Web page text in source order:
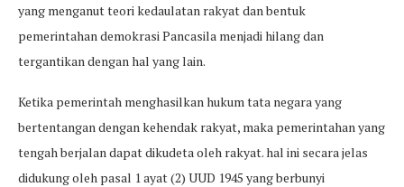
yang menganut teori kedaulatan rakyat dan bentuk
pemerintahan demokrasi Pancasila menjadi hilang dan
tergantikan dengan hal yang lain.
Ketika pemerintah menghasilkan hukum tata negara yang
bertentangan dengan kehendak rakyat, maka pemerintahan yang
tengah berjalan dapat dikudeta oleh rakyat. hal ini secara jelas
didukung oleh pasal 1 ayat (2) UUD 1945 yang berbunyi